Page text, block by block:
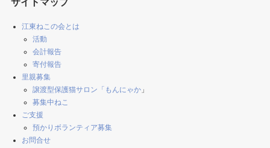
江東ねこの会とは
活動
会計報告
寄付報告
里親募集
譲渡型保護猫サロン「もんにゃか 」
募集中ねこ
ご支援
預かりボランティア募集
お問合せ